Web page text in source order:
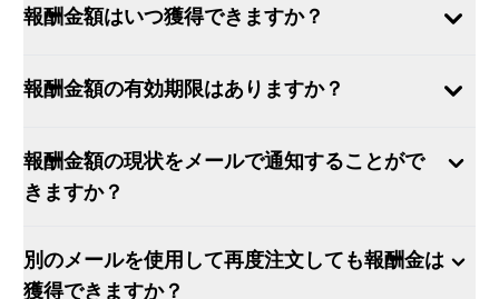
報酬金額はいつ獲得できますか？
報酬金額の有効期限はありますか？
報酬金額の現状をメールで通知することがで
きますか？
別のメールを使用して再度注文しても報酬金は
獲得できますか？